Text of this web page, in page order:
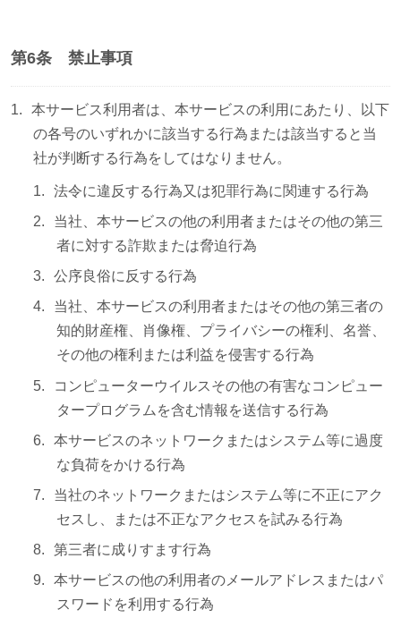
第6条 禁止事項
本サービス利用者は、本サービスの利用にあたり、以下
の各号のいずれかに該当する行為または該当すると当
社が判断する行為をしてはなりません。
法令に違反する行為又は犯罪行為に関連する行為
当社、本サービスの他の利用者またはその他の第三
者に対する詐欺または脅迫行為
公序良俗に反する行為
当社、本サービスの利用者またはその他の第三者の
知的財産権、肖像権、プライバシーの権利、名誉、
その他の権利または利益を侵害する行為
コンピューターウイルスその他の有害なコンピュー
タープログラムを含む情報を送信する行為
本サービスのネットワークまたはシステム等に過度
な負荷をかける行為
当社のネットワークまたはシステム等に不正にアク
セスし、または不正なアクセスを試みる行為
第三者に成りすます行為
本サービスの他の利用者のメールアドレスまたはパ
スワードを利用する行為